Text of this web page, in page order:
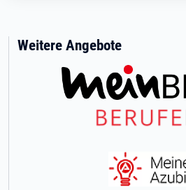
Weitere Angebote